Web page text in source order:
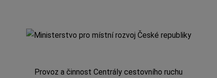
Provoz a činnost Centrály cestovního ruchu